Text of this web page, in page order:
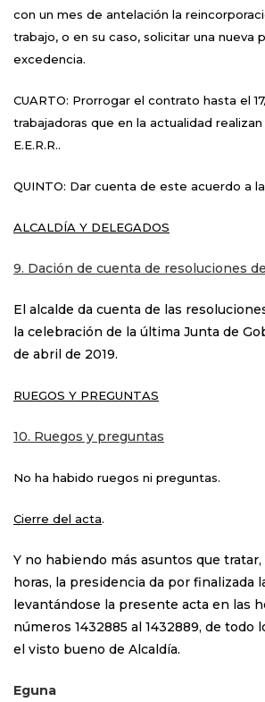
con un mes de antelación la
trabajo, o en su caso, solicitar una nueva
excedencia.
CUARTO: Prorrogar el contrato hasta el
trabajadoras que en la actualidad
E.E.R.R..
QUINTO: Dar cuenta de este acuerdo a
ALCALDÍA Y DELEGADOS
9. Dación de cuenta de resoluciones
El alcalde da cuenta de las
la celebración de la última Junta de
de abril de 2019.
RUEGOS Y PREGUNTAS
10. Ruegos y preguntas
No ha habido ruegos ni preguntas.
Cierre del acta.
Y no habiendo más asuntos que tratar,
horas, la presidencia da por finalizada
levantándose la presente acta en las
números 1432885 al 1432889, de todo
el visto bueno de Alcaldía.
Eguna